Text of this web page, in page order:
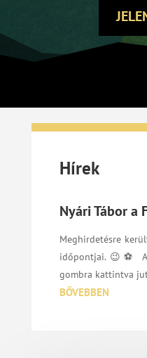
Hírek
Nyári Tábor a
Meghirdetésre
időpontjai.😉⚽ A
gombra kattintva
BŐVEBBEN